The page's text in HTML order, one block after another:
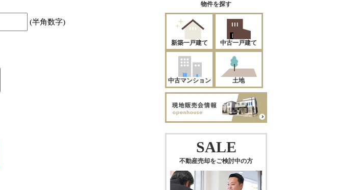
(半角数字)
物件を探す
新築一戸建て 中古一戸建て
中古マンション 土地
SALE
不動産売却をご検討中の方